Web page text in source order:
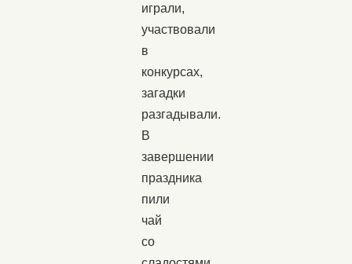
играли,
участвовали
в
конкурсах,
загадки
разгадывали.
В
завершении
праздника
пили
чай
со